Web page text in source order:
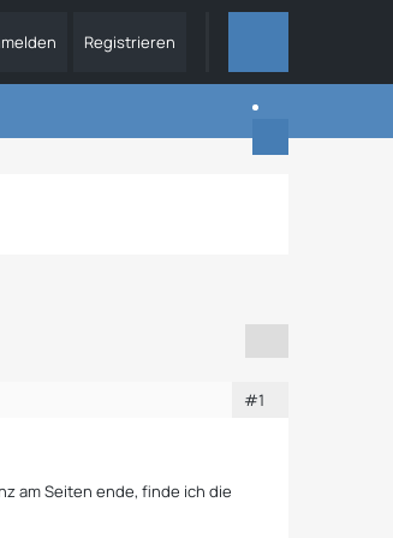
Registrieren
#1
am Seiten ende, finde ich die